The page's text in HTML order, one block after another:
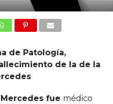
de Patología,
de la de la
fue médico